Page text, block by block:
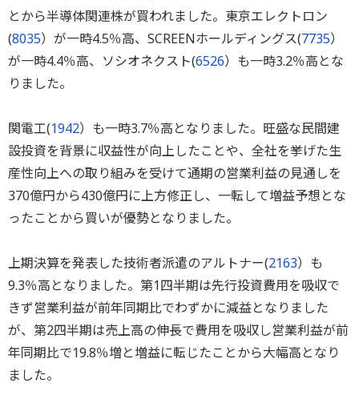
とから半導体関連株が買われました。東京エレクトロン
(8035）が一時4.5％高、SCREENホールディングス(7735）
が一時4.4％高、ソシオネクスト(6526）も一時3.2％高とな
りました。
関電工(1942）も一時3.7％高となりました。旺盛な民間建
設投資を背景に収益性が向上したことや、全社を挙げた生
産性向上への取り組みを受けて通期の営業利益の見通しを
370億円から430億円に上方修正し、一転して増益予想とな
ったことから買いが優勢となりました。
上期決算を発表した技術者派遣のアルトナー(2163）も
9.3％高となりました。第1四半期は先行投資費用を吸収で
きず営業利益が前年同期比でわずかに減益となりました
が、第2四半期は売上高の伸長で費用を吸収し営業利益が前
年同期比で19.8％増と増益に転じたことから大幅高となり
ました。